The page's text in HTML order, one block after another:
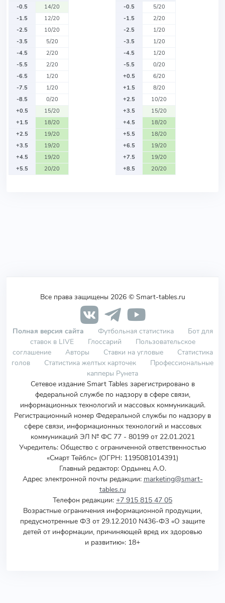
-0.5
14/20
-1.5
12/20
-2.5
10/20
-3.5
5/20
-4.5
2/20
-5.5
2/20
-6.5
1/20
-7.5
1/20
-8.5
0/20
+0.5
15/20
+1.5
18/20
+2.5
19/20
+3.5
19/20
+4.5
19/20
+5.5
20/20
-0.5
5/20
-1.5
2/20
-2.5
1/20
-3.5
1/20
-4.5
1/20
-5.5
0/20
+0.5
6/20
+1.5
8/20
+2.5
10/20
+3.5
15/20
+4.5
18/20
+5.5
18/20
+6.5
19/20
+7.5
19/20
+8.5
20/20
Все права защищены 2026 © Smart-tables.ru
Полная версия сайта Футбольная статистика
Бот для
ставок в LIVE
Глоссарий
Пользовательское
соглашение
Авторы Ставки на угловые
Статистика
голов
Статистика желтых карточек
Профессиональные
капперы Рунета
Сетевое издание Smart Tables зарегистрировано в
федеральной службе по надзору в сфере связи,
информационных технологий и массовых коммуникаций.
Регистрационный номер Федеральной службы по надзору в
сфере связи, информационных технологий и массовых
коммуникаций ЭЛ № ФС 77 - 80199 от 22.01.2021
Учредитель: Общество с ограниченной ответственностью
«Смарт Тейблс» (ОГРН: 1195081014391)
Главный редактор: Ордынец А.О.
Адрес электронной почты редакции: marketing@smart-
tables.ru
Телефон редакции: +7 915 815 47 05
Возрастные ограничения информационной продукции,
предусмотренные ФЗ от 29.12.2010 N436-ФЗ «О защите
детей от информации, причиняющей вред их здоровью
и развитию»: 18+